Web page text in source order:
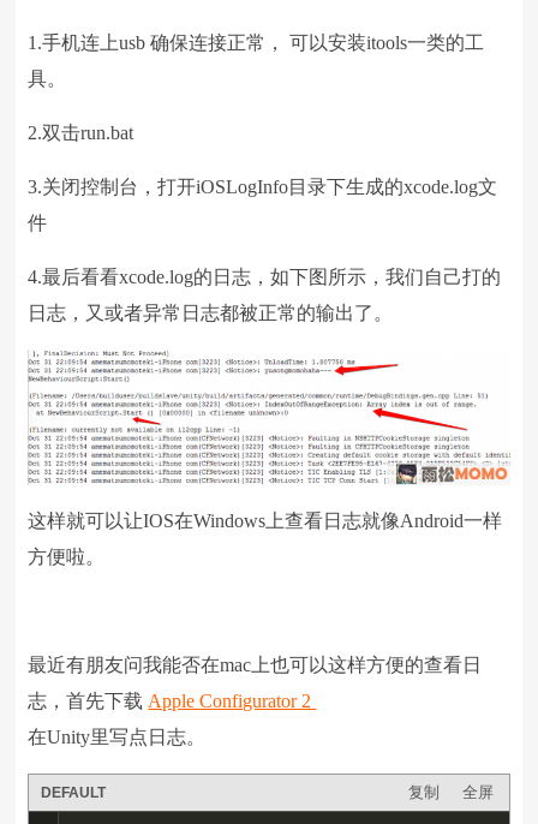
1.手机连上usb 确保连接正常， 可以安装itools一类的工
具。
2.双击run.bat
3.关闭控制台，打开iOSLogInfo目录下生成的xcode.log文
件
4.最后看看xcode.log的日志，如下图所示，我们自己打的
日志，又或者异常日志都被正常的输出了。
这样就可以让IOS在Windows上查看日志就像Android一样
方便啦。
最近有朋友问我能否在mac上也可以这样方便的查看日
志，首先下载 Apple Configurator 2
在Unity里写点日志。
DEFAULT 复制 全屏